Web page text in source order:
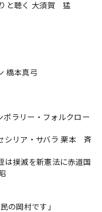
りと聴く 大須賀 猛
橋本真弓
ポラリー・フォルクロー
シリア・サバラ 栗本 斉
撲滅を新憲法に赤道国
の岡村です」